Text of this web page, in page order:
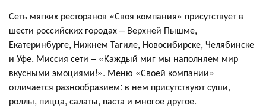
Сеть мягких ресторанов «Своя компания» присутствует в
шести российских городах – Верхней Пышме,
Екатеринбурге, Нижнем Тагиле, Новосибирске, Челябинске
и Уфе. Миссия сети – «Каждый миг мы наполняем мир
вкусными эмоциями!». Меню «Своей компании»
отличается разнообразием: в нем присутствуют суши,
роллы, пицца, салаты, паста и многое другое.